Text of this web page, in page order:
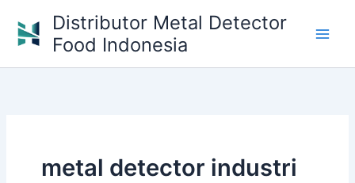
content
Distributor Metal Detector
Food Indonesia
metal detector industri